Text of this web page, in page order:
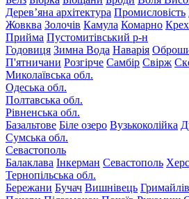
Дерев’яна архітектура Промисловість
Жовква Золочів Камула Комарно
Прийма Пустомитівський р-н
Годовиця Зимна Вода Наварія
П'ятничани Розгірче Самбір Свірж
Миколаївська обл.
Одеська обл.
Полтавська обл.
Рівненська обл.
Базальтове Біле озеро Вузькоколійка
Сумська обл.
Севастополь
Балаклава Інкерман Севастополь
Тернопільська обл.
Бережани Бучач Вишнівець Гримайлів